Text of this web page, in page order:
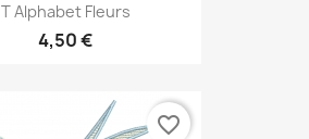
T Alphabet Fleurs
4,50 €
favorite_border